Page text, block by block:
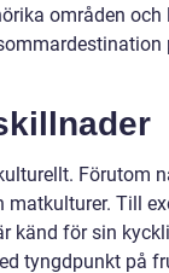
områden
Förutom
Till
känd för sin
tyngdpunkt på